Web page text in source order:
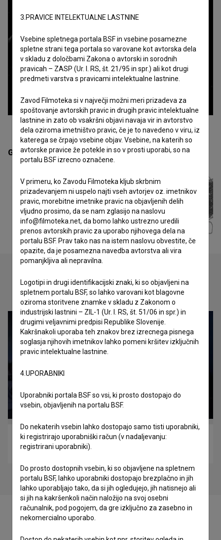
Galerija(4)
Oglejte si
Slovo (2016)
3.PRAVICE INTELEKTUALNE LASTNINE
Vsebine spletnega portala BSF in vsebine posamezne
spletne strani tega portala so varovane kot avtorska dela
v skladu z določbami Zakona o avtorski in sorodnih
pravicah – ZASP (Ur. l. RS, št. 21/95 in spr.) ali kot drugi
predmeti varstva s pravicami intelektualne lastnine.
Zavod Filmoteka si v največji možni meri prizadeva za
spoštovanje avtorskih pravic in drugih pravic intelektualne
lastnine in zato ob vsakršni objavi navaja vir in avtorstvo
dela oziroma imetništvo pravic, če je to navedeno v viru, iz
katerega se črpajo vsebine objav. Vsebine, na katerih so
avtorske pravice že potekle in so v prosti uporabi, so na
portalu BSF izrecno označene.
V primeru, ko Zavodu Filmoteka kljub skrbnim
prizadevanjem ni uspelo najti vseh avtorjev oz. imetnikov
pravic, morebitne imetnike pravic na objavljenih delih
vljudno prosimo, da se nam zglasijo na naslovu
info@filmoteka.net, da bomo lahko ustrezno uredili
prenos avtorskih pravic za uporabo njihovega dela na
portalu BSF. Prav tako nas na istem naslovu obvestite, če
opazite, da je posamezna navedba avtorstva ali vira
pomanjkljiva ali nepravilna.
Logotipi in drugi identifikacijski znaki, ki so objavljeni na
spletnem portalu BSF, so lahko varovani kot blagovne
oziroma storitvene znamke v skladu z Zakonom o
industrijski lastnini – ZIL-1 (Ur. l. RS, št. 51/06 in spr.) in
drugimi veljavnimi predpisi Republike Slovenije.
Kakršnakoli uporaba teh znakov brez izrecnega pisnega
soglasja njihovih imetnikov lahko pomeni kršitev izključnih
pravic intelektualne lastnine.
4.UPORABNIKI
Uporabniki portala BSF so vsi, ki prosto dostopajo do
vsebin, objavljenih na portalu BSF.
Do nekaterih vsebin lahko dostopajo samo tisti uporabniki,
ki registrirajo uporabniški račun (v nadaljevanju:
registrirani uporabniki).
Do prosto dostopnih vsebin, ki so objavljene na spletnem
portalu BSF, lahko uporabniki dostopajo brezplačno in jih
lahko uporabljajo tako, da si jih ogledujejo, jih natisnejo ali
si jih na kakršenkoli način naložijo na svoj osebni
računalnik, pod pogojem, da gre izključno za zasebno in
nekomercialno uporabo.